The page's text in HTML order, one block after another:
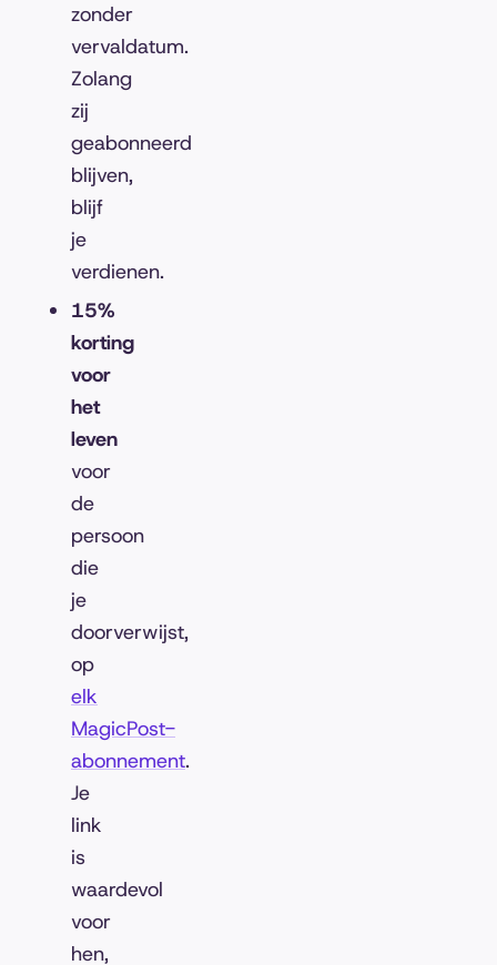
zonder
vervaldatum.
Zolang
zij
geabonneerd
blijven,
blijf
je
verdienen.
15%
korting
voor
het
leven
voor
de
persoon
die
je
doorverwijst,
op
elk
MagicPost-
abonnement.
Je
link
is
waardevol
voor
hen,